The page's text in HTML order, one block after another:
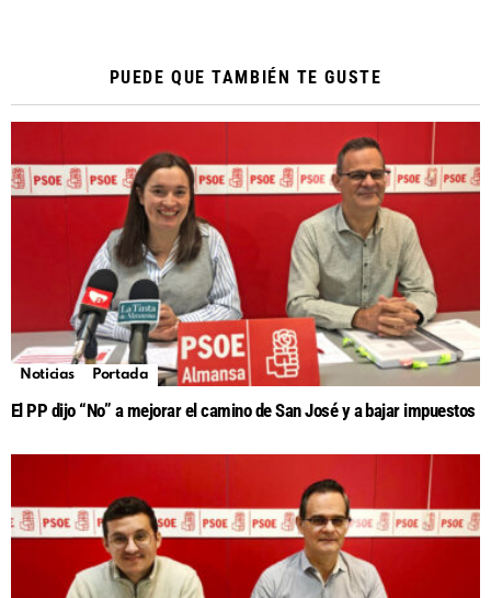
PUEDE QUE TAMBIÉN TE GUSTE
Noticias Portada
El PP dijo “No” a mejorar el camino de San José y a bajar impuestos